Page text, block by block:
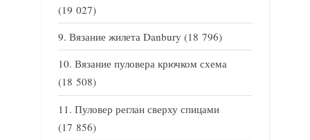
(19 027)
Вязание жилета Danbury (18 796)
Вязание пуловера крючком схема
(18 508)
Пуловер реглан сверху спицами
(17 856)